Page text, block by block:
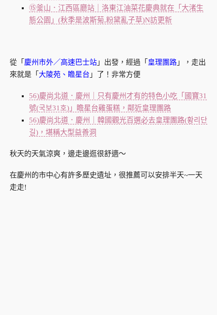
⑮釜山．江西區廳站｜洛東江油菜花慶典就在「大渚生
態公園」(秋季是波斯菊,粉黛亂子草)N訪更新
從「 慶州市外／高速巴士站 」出發，經過「 皇理團路 」，走出
來就是「 大陵苑、瞻星台 」了！非常方便
56)慶尚北道．慶州｜只有慶州才有的特色小吃「國寶31
號(국보31호)」瞻星台雞蛋糕，鄰近皇理團路
56)慶尚北道．慶州｜韓國觀光百選必去皇理團路(황리단
길)，堪稱大型益善洞
秋天的天氣涼爽，邊走邊逛很舒適～
在慶州的市中心有許多歷史遺址，很推薦可以安排半天~一天
走走!